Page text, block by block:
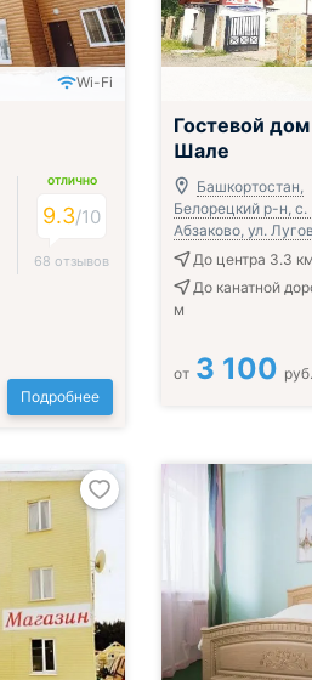
Wi-Fi
ОТЛИЧНО
9.3/10
68 отзывов
Подробнее
Завтрак включён
Гостевой
Шале
Башкортостан,
Белорецкий р-н,
Абзаково, ул.
До центра 3.3 км
До канатной
м
от 3 100 руб.